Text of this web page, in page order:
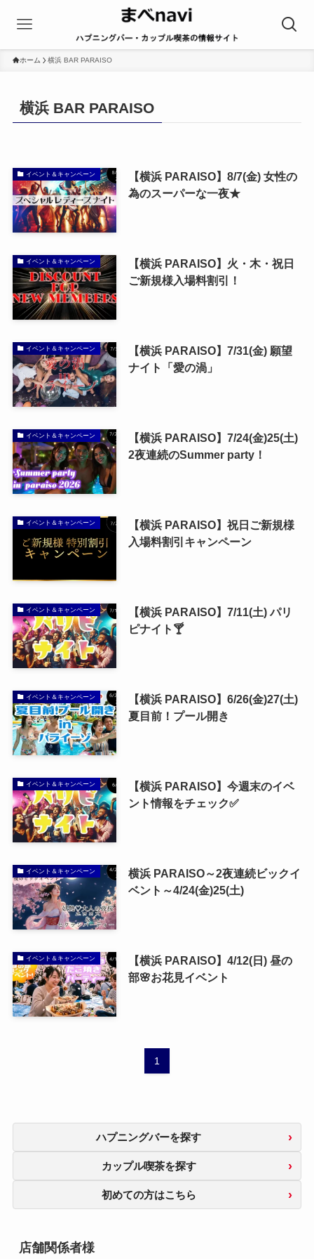
ホーム 横浜 BAR PARAISO
横浜 BAR PARAISO
イベント＆キャンペーン
【横浜 PARAISO】8/7(金) 女性の
為のスーパーな一夜★
イベント＆キャンペーン
【横浜 PARAISO】火・木・祝日 ​
ご新規様入場料割引！
イベント＆キャンペーン
【横浜 PARAISO】7/31(金) 願望
ナイト「愛の渦」
イベント＆キャンペーン
【横浜 PARAISO】7/24(金)25(土)
2夜連続のSummer party！
イベント＆キャンペーン
【横浜 PARAISO】祝日ご新規様
入場料割引キャンペーン
イベント＆キャンペーン
【横浜 PARAISO】7/11(土) パリ
ピナイト🍸
イベント＆キャンペーン
【横浜 PARAISO】6/26(金)27(土)
夏目前！プール開き
イベント＆キャンペーン
【横浜 PARAISO】今週末のイベ
ント情報をチェック✅
イベント＆キャンペーン
横浜 PARAISO～2夜連続ビックイ
ベント～4/24(金)25(土)
イベント＆キャンペーン
【横浜 PARAISO】4/12(日) 昼の
部🌸お花見イベント
1
ハプニングバーを探す
カップル喫茶を探す
初めての方はこちら
店舗関係者様